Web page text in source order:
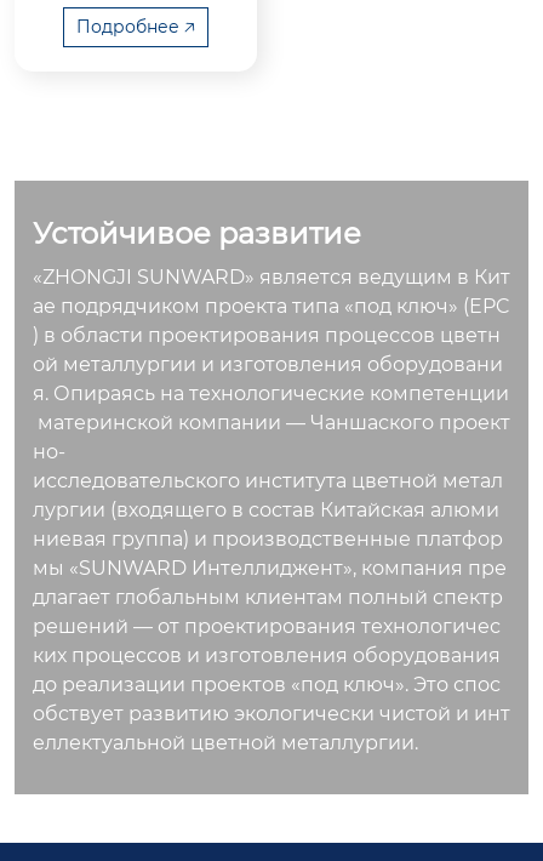
o., Ltd. совместно с
Changsha Nonferrou
Подробнее 🡥
Устойчивое развитие
«ZHONGJI SUNWARD» является ведущим в Кит
ае подрядчиком проекта типа «под ключ» (EPC
) в области проектирования процессов цветн
ой металлургии и изготовления оборудовани
я. Опираясь на технологические компетенции
материнской компании — Чаншаского проект
но-
исследовательского института цветной метал
лургии (входящего в состав Китайская алюми
ниевая группа) и производственные платфор
мы «SUNWARD Интеллиджент», компания пре
длагает глобальным клиентам полный спектр
решений — от проектирования технологичес
ких процессов и изготовления оборудования
до реализации проектов «под ключ». Это спос
обствует развитию экологически чистой и инт
еллектуальной цветной металлургии.